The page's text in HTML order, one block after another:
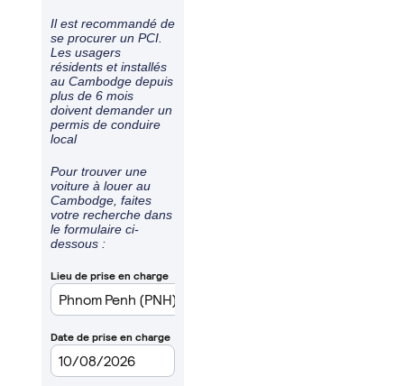
Il est recommandé de
se procurer un PCI.
Les usagers
résidents et installés
au Cambodge depuis
plus de 6 mois
doivent demander un
permis de conduire
local
Pour trouver une
voiture à louer au
Cambodge, faites
votre recherche dans
le formulaire ci-
dessous :